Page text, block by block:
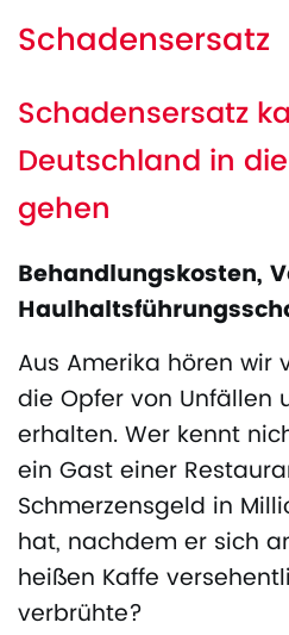
Schadensersatz
Schadensersatz
Deutschland in
gehen
Behandlungskosten,
Aus Amerika hören wir
die Opfer von Unfällen
erhalten. Wer kennt
ein Gast einer
Schmerzensgeld in
hat, nachdem er sich
heißen Kaffe
verbrühte?